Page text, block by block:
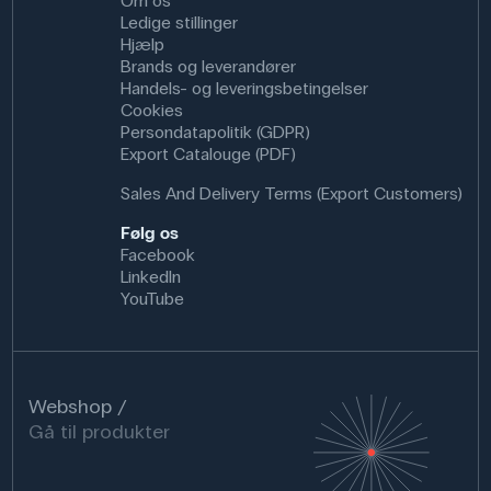
Ledige stillinger
Hjælp
Brands og leverandører
Handels- og leveringsbetingelser
Cookies
Persondatapolitik (GDPR)
Export Catalouge (PDF)
Sales And Delivery Terms (Export Customers)
Følg os
Facebook
LinkedIn
YouTube
Webshop
Gå til produkter